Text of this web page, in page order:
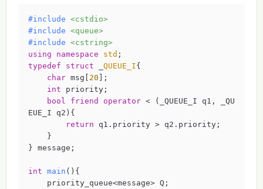
#include <cstdio>
#include <queue>
#include <cstring>
using
namespace std
typedef
struct QUEUE_I{
char msg[ 20 ];
int priority;
bool
friend operator < (_QUEUE_I q1, _QU
EUE_I q2){
return q1.priority > q2.priority;
}
} message;
int main () {
priority_queue<message> Q;